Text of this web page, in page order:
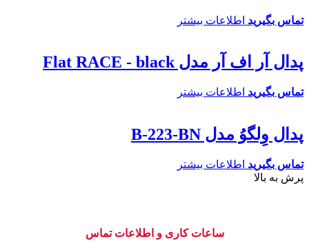
تماس بگیرید اطلاعات بیشتر
پدال آر اف آر مدل Flat RACE - black
تماس بگیرید اطلاعات بیشتر
پدال وِلگوُ مدل B-223-BN
تماس بگیرید اطلاعات بیشتر
پرش به بالا
ساعات کاری و اطلاعات تماس